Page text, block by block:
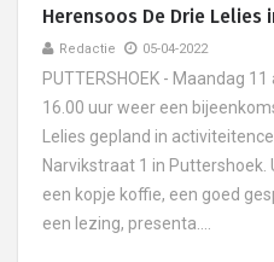
Herensoos De Drie Lelies
Redactie 05-04-2022
PUTTERSHOEK - Maandag
16.00 uur weer een
Lelies gepland in
Narvikstraat 1 in
een kopje koffie, een goed
een lezing, presenta....